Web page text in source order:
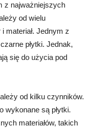
z najważniejszych
od wielu
materiał. Jednym z
płytki. Jednak,
się do użycia pod
od kilku czynników.
wykonane są płytki.
materiałów, takich